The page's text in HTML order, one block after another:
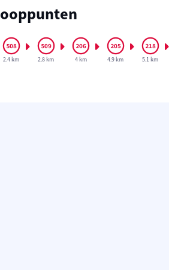
2.4 km 2.8 km 4 km 4.9 km 5.1 km